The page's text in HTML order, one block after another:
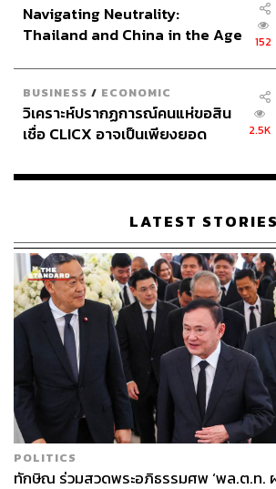
Navigating Neutrality:
Thailand and China in the Age
152
BUSINESS / ECONOMIC
วิเคราะห์ปรากฏการณ์คนแห่ขอสิน
เชื่อ CLICX อาจเป็นเพียงยอด
เรือนไทยที่ถูกซุกไว้
2.5K
LATEST STORIES
POLITICS
ทักษิณ ร่วมสวดพระอภิธรรมศพ ‘พล.ต.ท.